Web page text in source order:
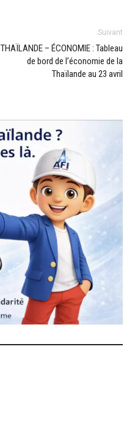
Suivant
THAÏLANDE – ÉCONOMIE : Tableau
de bord de l’économie de la
Thaïlande au 23 avril